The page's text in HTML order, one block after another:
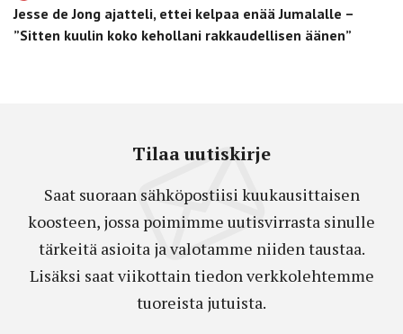
Jesse de Jong ajatteli, ettei kelpaa enää Jumalalle –
”Sitten kuulin koko kehollani rakkaudellisen äänen”
Tilaa uutiskirje
Saat suoraan sähköpostiisi kuukausittaisen
koosteen, jossa poimimme uutisvirrasta sinulle
tärkeitä asioita ja valotamme niiden taustaa.
Lisäksi saat viikottain tiedon verkkolehtemme
tuoreista jutuista.